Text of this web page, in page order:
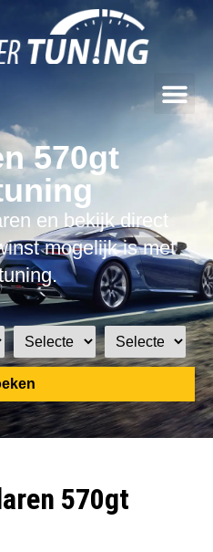
570gt
en bekijk direct
mogelijk is met
570gt